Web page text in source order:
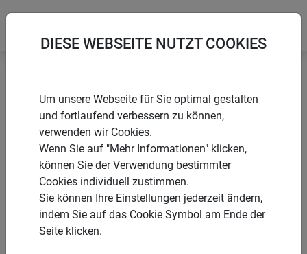
Startseite
Winterschutz aus Naturmaterialien
Schafwoll-Filzmatte MEDIUM 0,3x1,2 m
PRODUKTE
SCHAFWOLL-
DIESE WEBSEITE NUTZT COOKIES
Um unsere Webseite für Sie optimal gestalten
und fortlaufend verbessern zu können,
verwenden wir Cookies.
Wenn Sie auf "Mehr Informationen" klicken,
können Sie der Verwendung bestimmter
Cookies individuell zustimmen.
Sie können Ihre Einstellungen jederzeit ändern,
indem Sie auf das Cookie Symbol am Ende der
Seite klicken.